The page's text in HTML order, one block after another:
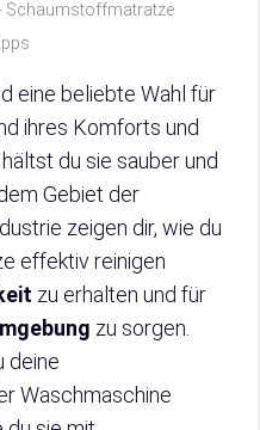
Schaumstoffmatratze
eine beliebte Wahl für
ihres Komforts und
du sie sauber und
Gebiet der
zeigen dir, wie du
effektiv reinigen
zu erhalten und für
zu sorgen.
deine
Waschmaschine